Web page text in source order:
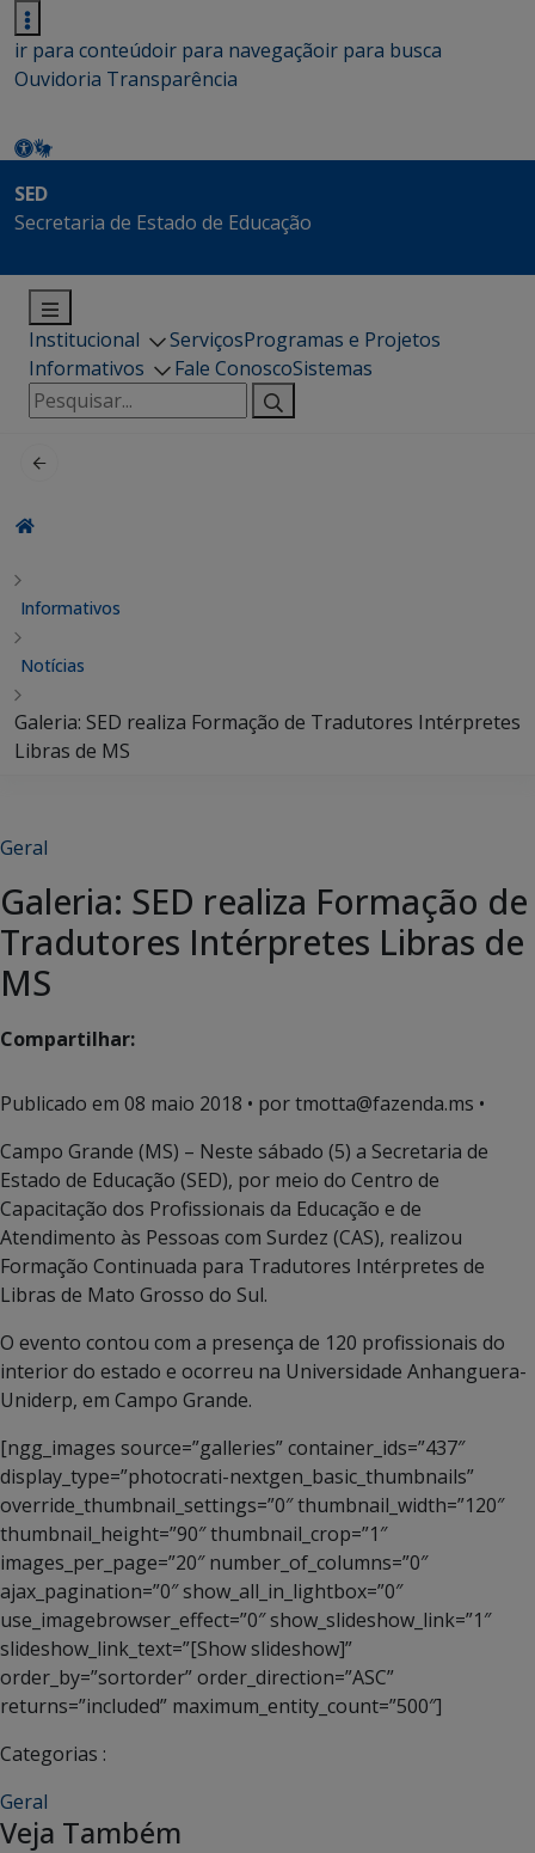
ir para conteúdoir para navegaçãoir para busca
Ouvidoria Transparência
SED
Secretaria de Estado de Educação
Institucional ServiçosProgramas e Projetos
Informativos
Fale ConoscoSistemas
Pesquisar
por:
Informativos
Notícias
Galeria: SED realiza Formação de Tradutores Intérpretes
Libras de MS
Geral
Galeria: SED realiza Formação de
Tradutores Intérpretes Libras de
MS
Compartilhar:
Publicado em 08 maio 2018 • por tmotta@fazenda.ms •
Campo Grande (MS) – Neste sábado (5) a Secretaria de
Estado de Educação (SED), por meio do Centro de
Capacitação dos Profissionais da Educação e de
Atendimento às Pessoas com Surdez (CAS), realizou
Formação Continuada para Tradutores Intérpretes de
Libras de Mato Grosso do Sul.
O evento contou com a presença de 120 profissionais do
interior do estado e ocorreu na Universidade Anhanguera-
Uniderp, em Campo Grande.
[ngg_images source=”galleries” container_ids=”437″
display_type=”photocrati-nextgen_basic_thumbnails”
override_thumbnail_settings=”0″ thumbnail_width=”120″
thumbnail_height=”90″ thumbnail_crop=”1″
images_per_page=”20″ number_of_columns=”0″
ajax_pagination=”0″ show_all_in_lightbox=”0″
use_imagebrowser_effect=”0″ show_slideshow_link=”1″
slideshow_link_text=”[Show slideshow]”
order_by=”sortorder” order_direction=”ASC”
returns=”included” maximum_entity_count=”500″]
Categorias :
Geral
Veja Também